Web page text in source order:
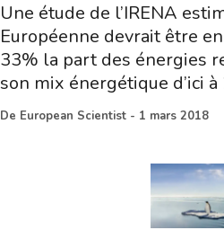
Une étude de l’IRENA
Européenne devrait être
33% la part des énergies
son mix énergétique d’ici
De European Scientist - 1 mars 2018